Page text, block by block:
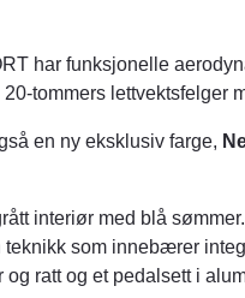
har funksjonelle
tommers lettvektsfelger
en ny eksklusiv farge,
interiør med blå
som innebærer
ratt og et pedalsett i